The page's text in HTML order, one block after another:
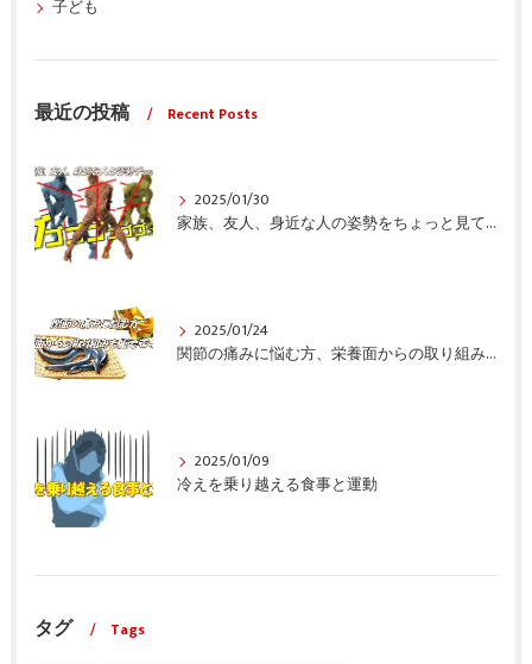
子ども
最近の投稿 Recent Posts
2025/01/30
家族、友人、身近な人の姿勢をちょっと見てみませんか？
2025/01/24
関節の痛みに悩む方、栄養面からの取り組みも重要ですよ！
2025/01/09
冷えを乗り越える食事と運動
タグ Tags